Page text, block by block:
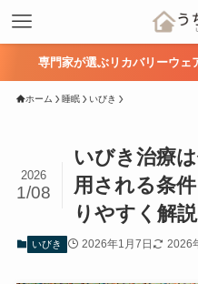
専門家が選ぶリカバリーウェ
ホーム 睡眠 いびき
いびき治療
用される条
りやすく解説
2026
1/08
いびき 2026年1月7日 2026